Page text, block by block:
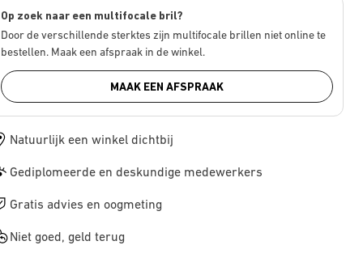
Op zoek naar een multifocale bril?
Door de verschillende sterktes zijn multifocale brillen niet online te
bestellen. Maak een afspraak in de winkel.
MAAK EEN AFSPRAAK
Natuurlijk een winkel dichtbij
Gediplomeerde en deskundige medewerkers
Gratis advies en oogmeting
Niet goed, geld terug